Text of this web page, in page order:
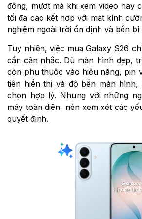
động, mượt mà khi xem video hay
tối đa cao kết hợp với mặt kính
nghiệm ngoài trời ổn định và bền
Tuy nhiên, việc mua Galaxy S26
cần cân nhắc. Dù màn hình đẹp,
còn phụ thuộc vào hiệu năng, pin
tiên hiển thị và độ bền màn hình,
chọn hợp lý. Nhưng với những
máy toàn diện, nên xem xét các
quyết định.